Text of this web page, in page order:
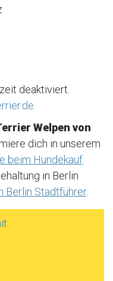
deaktiviert.
Welpen von
dich in unserem
beim Hundekauf
in Berlin
Berlin Stadtführer.